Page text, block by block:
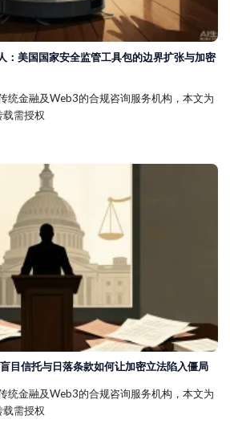
：美国国家安全监管工具包的边界扩张与加密
统金融及Web3的合规咨询服务机构，本文为
需授权
目信托与日落条款如何让加密立法陷入僵局
统金融及Web3的合规咨询服务机构，本文为
需授权